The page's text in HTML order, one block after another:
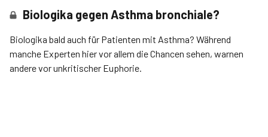
Biologika gegen Asthma bronchiale?
Biologika bald auch für Patienten mit Asthma? Während
manche Experten hier vor allem die Chancen sehen, warnen
andere vor unkritischer Euphorie.